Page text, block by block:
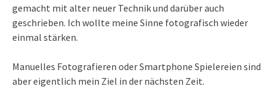
gemacht mit alter neuer Technik und darüber auch
geschrieben. Ich wollte meine Sinne fotografisch wieder
einmal stärken.
Manuelles Fotografieren oder Smartphone Spielereien sind
aber eigentlich mein Ziel in der nächsten Zeit.